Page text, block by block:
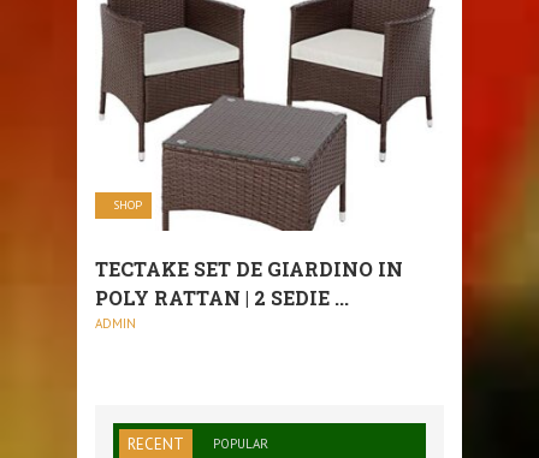
SHOP
TECTAKE SET DE GIARDINO IN
POLY RATTAN | 2 SEDIE ...
ADMIN
RECENT POPULAR